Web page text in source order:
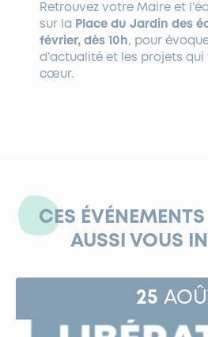
Retrouvez votre Maire et
sur la Place du Jardin des
février, dès 10h, pour
d’actualité et les projets
cœur.
CES
AUSSI VOUS
25